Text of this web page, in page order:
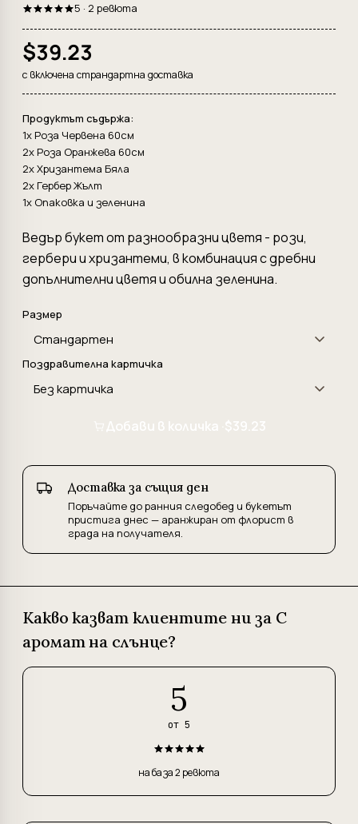
5 · 2 ревюта
$39.23
с включена страндартна доставка
Продуктът съдържа:
1x Роза Червена 60см
2x Роза Оранжева 60см
2x Хризантема Бяла
2x Гербер Жълт
1x Опаковка и зеленина
Ведър букет от разнообразни цветя - рози,
гербери и хризантеми, в комбинация с дребни
допълнителни цветя и обилна зеленина.
Размер
Поздравителна картичка
Добави в количка · $39.23
Доставка за същия ден
Поръчайте до ранния следобед и букетът
пристига днес — аранжиран от флорист в
града на получателя.
Какво казват клиентите ни за С
аромат на слънце?
5
от 5
на база 2 ревюта